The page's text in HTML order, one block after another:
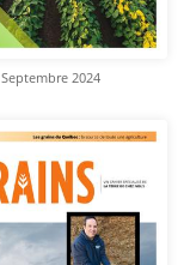
Septembre 2024